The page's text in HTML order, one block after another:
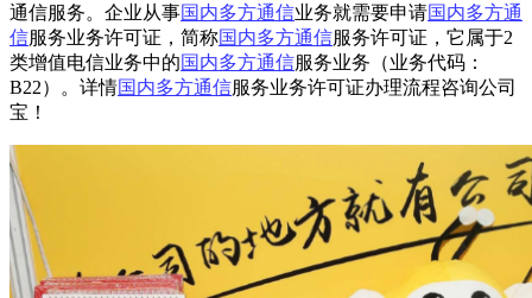
通信服务。企业从事国内多方通信业务就需要申请国内多方通
信服务业务许可证，简称国内多方通信服务许可证，它属于2
类增值电信业务中的国内多方通信服务业务（业务代码：
B22）。详情国内多方通信服务业务许可证办理流程咨询公司
宝！